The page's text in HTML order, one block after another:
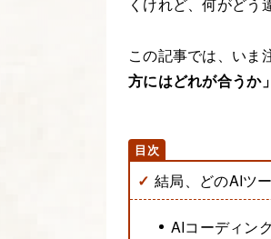
この記事では、いま
方にはどれが合うか」
結局、どのAIツ
AIコーディン